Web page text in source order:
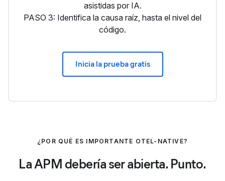
asistidas por IA.
PASO 3: Identifica la causa raíz, hasta el nivel del
código.
Inicia la prueba gratis
¿POR QUÉ ES IMPORTANTE OTEL-NATIVE?
La APM debería ser abierta. Punto.